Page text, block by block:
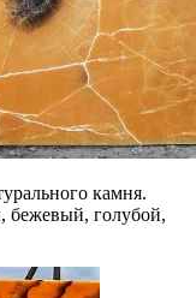
камня.
бежевый, голубой,